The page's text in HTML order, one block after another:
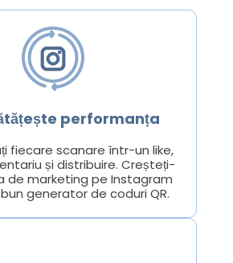
performanța
fiecare scanare într-un like,
și distribuire. Creșteți-
de marketing pe Instagram
generator de coduri QR.